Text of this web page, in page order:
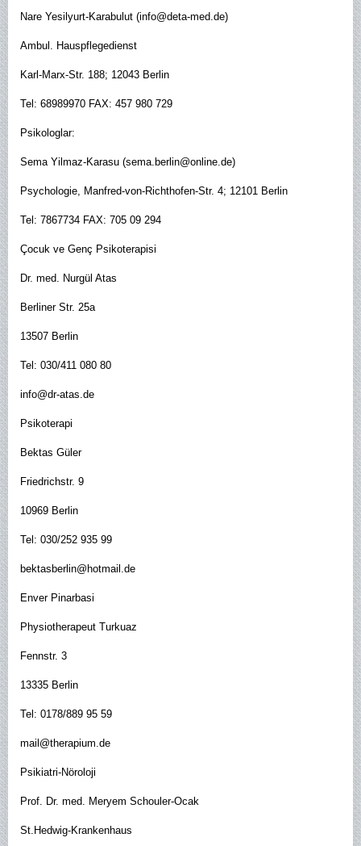
Nare Yesilyurt-Karabulut (info@deta-med.de)
Ambul. Hauspflegedienst
Karl-Marx-Str. 188; 12043 Berlin
Tel: 68989970 FAX: 457 980 729
Psikologlar:
Sema Yilmaz-Karasu (sema.berlin@online.de)
Psychologie, Manfred-von-Richthofen-Str. 4; 12101 Berlin
Tel: 7867734 FAX: 705 09 294
Çocuk ve Genç Psikoterapisi
Dr. med. Nurgül Atas
Berliner Str. 25a
13507 Berlin
Tel: 030/411 080 80
info@dr-atas.de
Psikoterapi
Bektas Güler
Friedrichstr. 9
10969 Berlin
Tel: 030/252 935 99
bektasberlin@hotmail.de
Enver Pinarbasi
Physiotherapeut Turkuaz
Fennstr. 3
13335 Berlin
Tel: 0178/889 95 59
mail@therapium.de
Psikiatri-Nöroloji
Prof. Dr. med. Meryem Schouler-Ocak
St.Hedwig-Krankenhaus